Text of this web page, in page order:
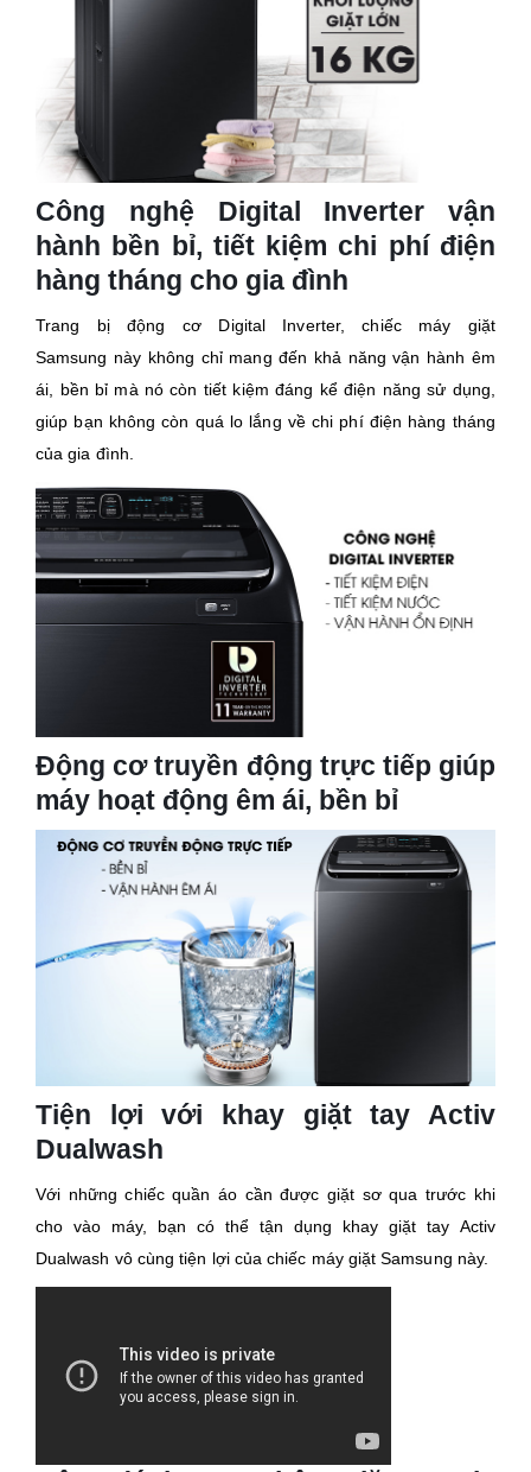
Công nghệ Digital Inverter vận
hành bền bỉ, tiết kiệm chi phí điện
hàng tháng cho gia đình
Trang bị động cơ Digital Inverter, chiếc máy giặt
Samsung này không chỉ mang đến khả năng vận hành êm
ái, bền bỉ mà nó còn tiết kiệm đáng kể điện năng sử dụng,
giúp bạn không còn quá lo lắng về chi phí điện hàng tháng
của gia đình.
Động cơ truyền động trực tiếp giúp
máy hoạt động êm ái, bền bỉ
Tiện lợi với khay giặt tay Activ
Dualwash
Với những chiếc quần áo cần được giặt sơ qua trước khi
cho vào máy, bạn có thể tận dụng khay giặt tay Activ
Dualwash vô cùng tiện lợi của chiếc máy giặt Samsung này.